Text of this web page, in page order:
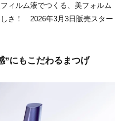
ィルム液でつくる、美フォルム
さ！ 2026年3月3日販売スター
”にもこだわるまつげ